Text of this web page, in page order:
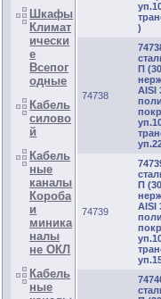
Шкафы
Климат
ически
е
Всепог
одные
Кабель
силово
й
Кабель
ные
каналы
Короба
и
миника
налы
не ОКЛ
Кабель
ные
)
74738
П
AISI
74739
П
AISI